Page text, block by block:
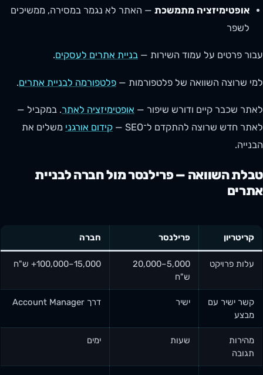
אופטימיזציה מתמשכת — האתר לא נגמר במסירה, ממשיכים
לשפר
עבור פרטים על עמוד השירות — בניית אתרים לעסקים.
למי שרוצה השוואה של פלטפורמות — פלטפורמה לבניית אתרים.
לאתר שכבר קיים ודורש שיפור — אופטימיזציה לאתר. במקביל —
לאתר חדש שרוצה להתקדם ל־SEO —
קידום אורגני משלים את
הבנייה.
טבלת השוואה — פרילנסר מול חברה לבניית
אתרים
קריטריון פרילנסר חברה
עלות פרויקט
5,000–20,000
ש"ח
15,000–100,000+ ש"ח
קשר ישיר עם
מבצע
ישיר דרך Account Manager
מהירות
תגובה
שעות ימים